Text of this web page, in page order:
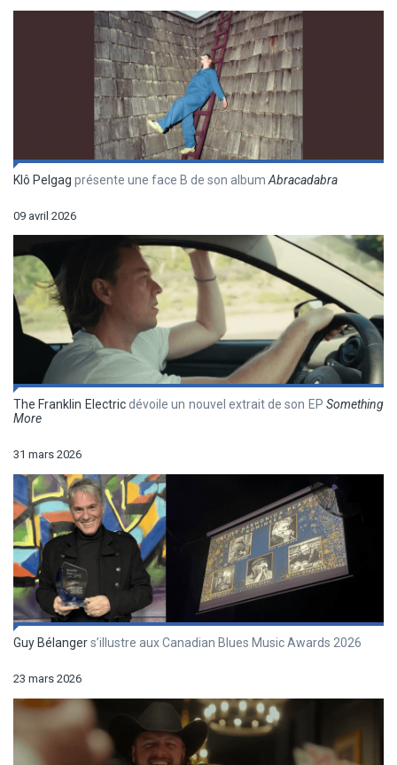
Klô Pelgag présente une face B de son album Abracadabra
09 avril 2026
The Franklin Electricdévoile un nouvel extrait de son EPSomething
More
31 mars 2026
Guy Bélangers’illustre aux Canadian Blues Music Awards 2026
23 mars 2026